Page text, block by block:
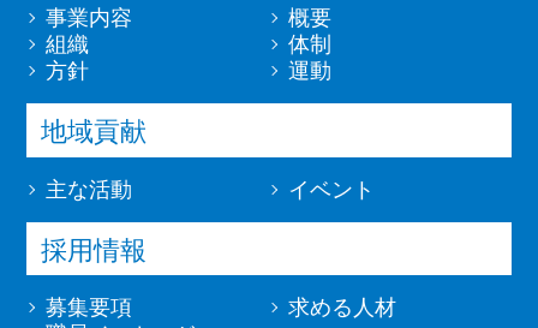
事業内容
概要
組織
体制
方針
運動
地域貢献
主な活動 イベント
採用情報
募集要項
求める人材